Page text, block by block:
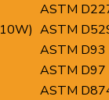
ASTM
ASTM
ASTM D93
ASTM D97
ASTM